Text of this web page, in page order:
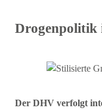
Drogenpolitik
Der DHV verfolgt